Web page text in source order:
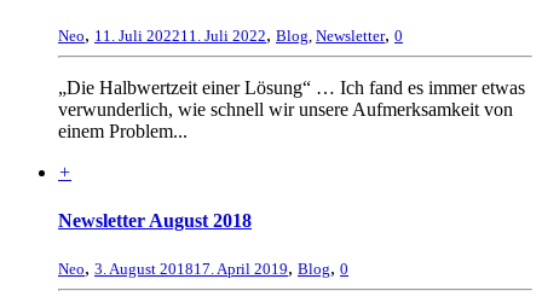
Neo, 11. Juli 202211. Juli 2022, Blog, Newsletter, 0
„Die Halbwertzeit einer Lösung“ … Ich fand es immer etwas
verwunderlich, wie schnell wir unsere Aufmerksamkeit von
einem Problem...
+
Newsletter August 2018
Neo, 3. August 201817. April 2019, Blog, 0